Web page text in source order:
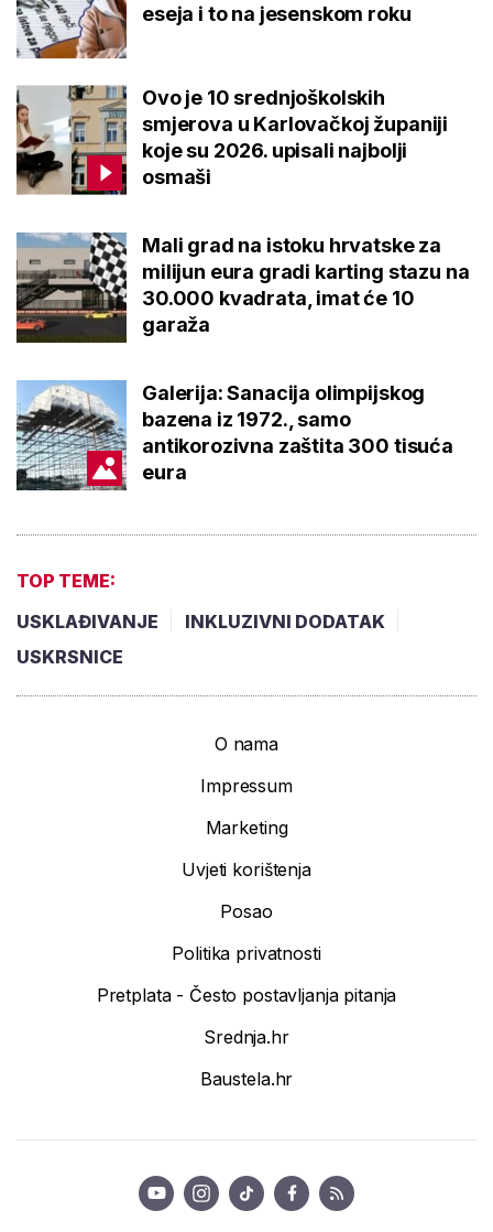
eseja i to na jesenskom roku
Ovo je 10 srednjoškolskih
smjerova u Karlovačkoj županiji
koje su 2026. upisali najbolji
osmaši
Mali grad na istoku hrvatske za
milijun eura gradi karting stazu na
30.000 kvadrata, imat će 10
garaža
Galerija: Sanacija olimpijskog
bazena iz 1972., samo
antikorozivna zaštita 300 tisuća
eura
TOP TEME:
USKLAĐIVANJE
INKLUZIVNI DODATAK
USKRSNICE
O nama
Impressum
Marketing
Uvjeti korištenja
Posao
Politika privatnosti
Pretplata - Često postavljanja pitanja
Srednja.hr
Baustela.hr